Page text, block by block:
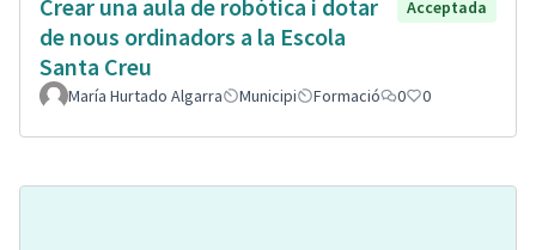
Crear una aula de robòtica i dotar
de nous ordinadors a la Escola
Santa Creu
Acceptada
María Hurtado Algarra Municipi Formació 0 0